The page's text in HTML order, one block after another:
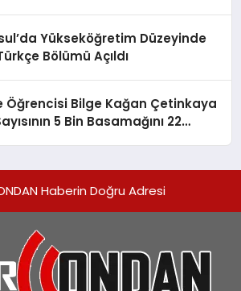
Yükseköğretim Düzeyinde
Bölümü Açıldı
Öğrencisi Bilge Kağan Çetinkaya
5 Bin Basamağını 22
Haberin Doğru Adresi